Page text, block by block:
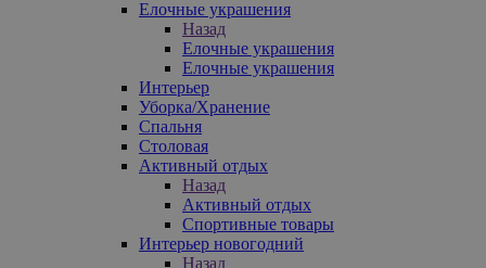
Елочные украшения
Назад
Елочные украшения
Елочные украшения
Интерьер
Уборка/Хранение
Спальня
Столовая
Активный отдых
Назад
Активный отдых
Спортивные товары
Интерьер новогодний
Назад